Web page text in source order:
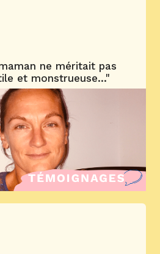
ne méritait pas
et monstrueuse..."